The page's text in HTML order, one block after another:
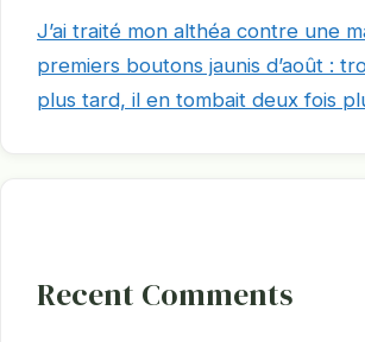
J’ai traité mon althéa contre une
premiers boutons jaunis d’août :
plus tard, il en tombait deux fois
Recent Comments